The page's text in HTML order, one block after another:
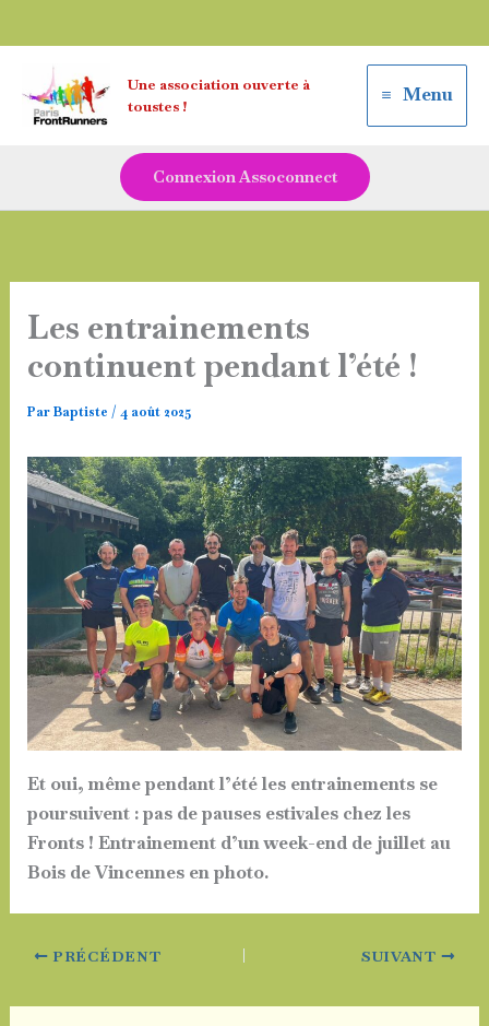
contenu
Une association ouverte à
toustes !
Menu
Connexion Assoconnect
Les entrainements
continuent pendant l’été !
ParBaptiste / 4 août 2025
Et oui, même pendant l’été les entrainements se
poursuivent : pas de pauses estivales chez les
Fronts ! Entrainement d’un week-end de juillet au
Bois de Vincennes en photo.
PRÉCÉDENT SUIVANT